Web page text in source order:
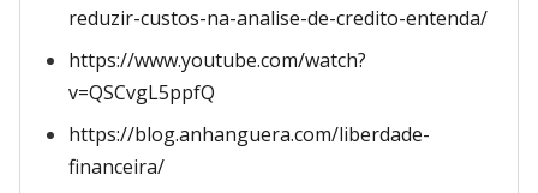
reduzir-custos-na-analise-de-credito-entenda/
https://www.youtube.com/watch?
v=QSCvgL5ppfQ
https://blog.anhanguera.com/liberdade-
financeira/